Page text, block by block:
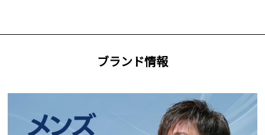
ブランド情報